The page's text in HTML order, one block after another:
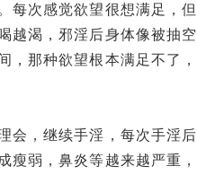
每次感觉欲望很想满足，但
越渴，邪淫后身体像被抽空
，那种欲望根本满足不了，
会，继续手淫，每次手淫后
瘦弱，鼻炎等越来越严重，